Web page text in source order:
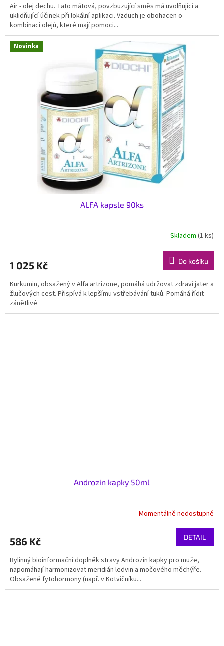
Air - olej dechu. Tato mátová, povzbuzující směs má uvolňující a
uklidňující účinek při lokální aplikaci. Vzduch je obohacen o
kombinaci olejů, které mají pomoci...
Novinka
ALFA kapsle 90ks
Skladem (1 ks)
1 025 Kč Do košíku
Kurkumin, obsažený v Alfa artrizone, pomáhá udržovat zdraví jater a
žlučových cest. Přispívá k lepšímu vstřebávání tuků. Pomáhá řídit
zánětlivé
Androzin kapky 50ml
Momentálně nedostupné
586 Kč DETAIL
Bylinný bioinformační doplněk stravy Androzin kapky pro muže,
napomáhají harmonizovat meridián ledvin a močového měchýře.
Obsažené fytohormony (např. v Kotvičníku...